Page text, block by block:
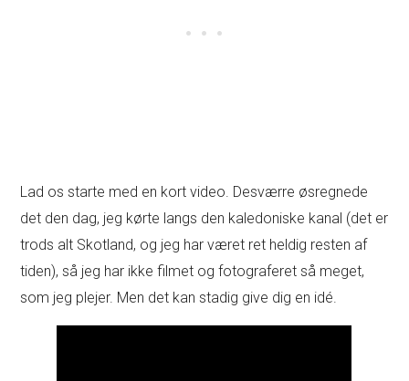
Lad os starte med en kort video. Desværre øsregnede
det den dag, jeg kørte langs den kaledoniske kanal (det er
trods alt Skotland, og jeg har været ret heldig resten af
tiden), så jeg har ikke filmet og fotograferet så meget,
som jeg plejer. Men det kan stadig give dig en idé.